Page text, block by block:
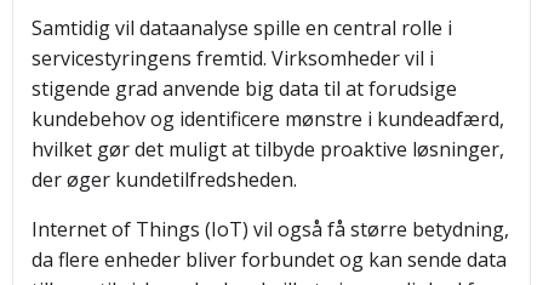
Samtidig vil dataanalyse spille en central rolle i
servicestyringens fremtid. Virksomheder vil i
stigende grad anvende big data til at forudsige
kundebehov og identificere mønstre i kundeadfærd,
hvilket gør det muligt at tilbyde proaktive løsninger,
der øger kundetilfredsheden.
Internet of Things (IoT) vil også få større betydning,
da flere enheder bliver forbundet og kan sende data